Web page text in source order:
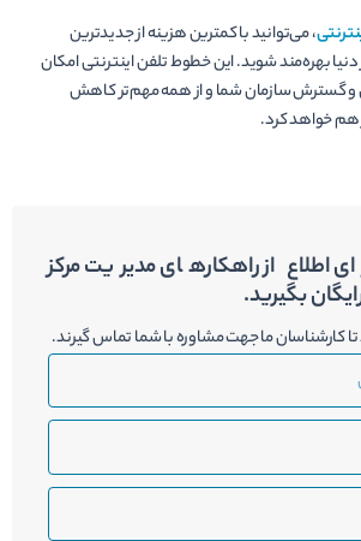
، می‌توانید با کمترین هزینه از جدیدترین
دنیا بهره‌مند شوید. این خطوط تلفن اینترنتی امکان
و گسترش سازمان شما و از همه مهم‌تر کاهش
خواهد کرد.
اطلاع از راهکارهای مدیریت مرکز
بگیرید.
تا کارشناسان ما جهت مشاوره با شما تماس گیرند.